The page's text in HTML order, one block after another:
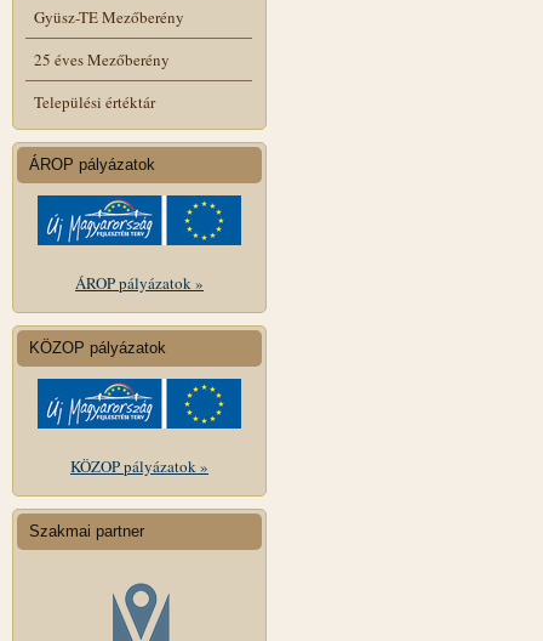
Gyüsz-TE Mezőberény
25 éves Mezőberény
Települési értéktár
ÁROP pályázatok
ÁROP pályázatok »
KÖZOP pályázatok
KÖZOP pályázatok »
Szakmai partner